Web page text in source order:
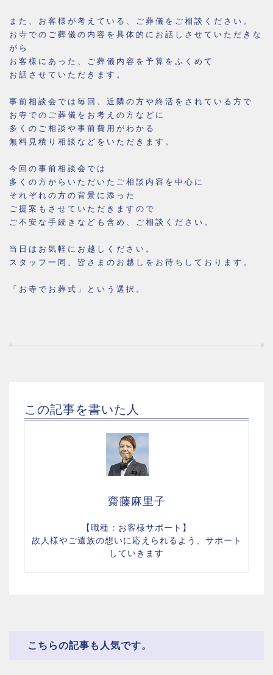
また、お客様が考えている、ご葬儀をご相談ください。
お寺でのご葬儀の内容を具体的にお話しさせていただきな
がら
お客様にあった、ご葬儀内容を予算をふくめて
お話させていただきます。
事前相談会では毎回、近隣の方や終活をされている方で
お寺でのご葬儀をお考えの方などに
多くのご相談や事前費用がわかる
無料見積り相談などをいただきます。
今回の事前相談会では
多くの方からいただいたご相談内容を中心に
それぞれの方の背景に添った
ご提案もさせていただきますので
ご不安な手続きなども含め、ご相談ください。
当日はお気軽にお越しください。
スタッフ一同、皆さまのお越しをお待ちしております。
「お寺でお葬式」という選択。
この記事を書いた人
齋藤麻里子
【職種：お客様サポート】
故人様やご遺族の想いに応えられるよう、サポート
していきます
こちらの記事も人気です。